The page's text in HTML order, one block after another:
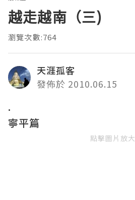
越走越南（三)
瀏覽次數:764
天涯孤客
發佈於 2010.06.15
.
寧平篇
點擊圖片放大